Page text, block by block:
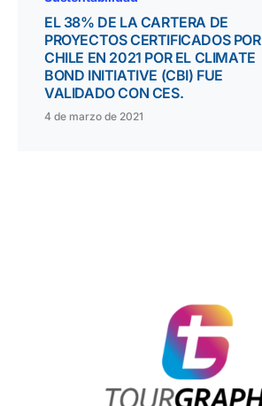
EL 38% DE LA CARTERA DE
PROYECTOS CERTIFICADOS POR
CHILE EN 2021 POR EL CLIMATE
BOND INITIATIVE (CBI) FUE
VALIDADO CON CES.
4 de marzo de 2021